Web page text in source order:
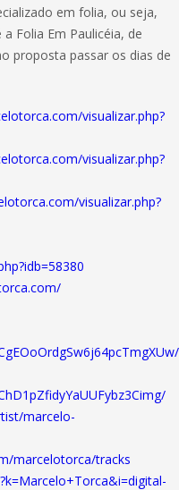
em folia, ou seja,
Folia Em Paulicéia, de
proposta passar os dias de
visualizar.php?
visualizar.php?
visualizar.php?
marcelo-
marcelotorca/tracks